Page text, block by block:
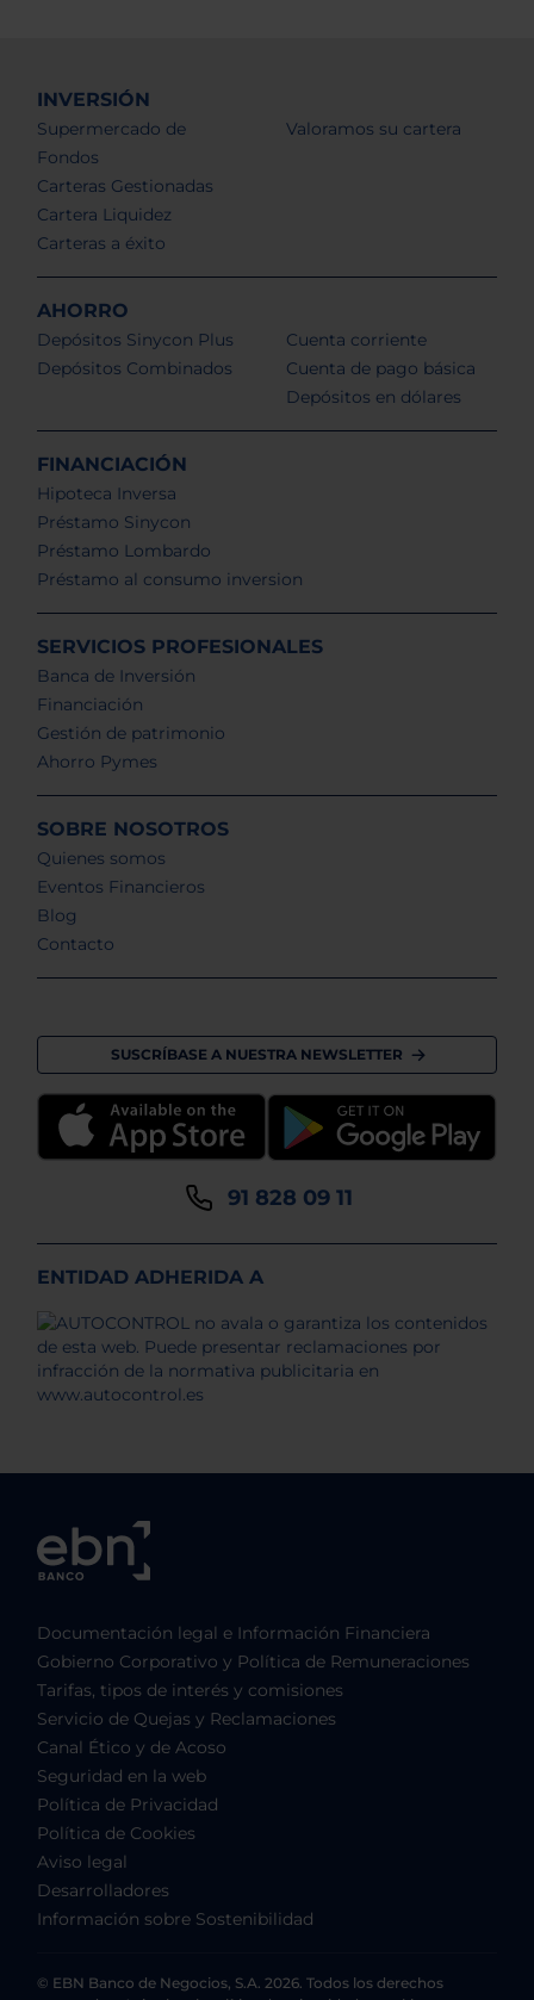
INVERSIÓN
Supermercado de
Fondos
Carteras Gestionadas
Cartera Liquidez
Carteras a éxito
Valoramos su cartera
AHORRO
Depósitos Sinycon Plus
Depósitos Combinados
Cuenta corriente
Cuenta de pago básica
Depósitos en dólares
FINANCIACIÓN
Hipoteca Inversa
Préstamo Sinycon
Préstamo Lombardo
Préstamo al consumo inversion
SERVICIOS PROFESIONALES
Banca de Inversión
Financiación
Gestión de patrimonio
Ahorro Pymes
SOBRE NOSOTROS
Quienes somos
Eventos Financieros
Blog
Contacto
SUSCRÍBASE A NUESTRA NEWSLETTER
91 828 09 11
ENTIDAD ADHERIDA A
Documentación legal e Información Financiera
Gobierno Corporativo y Política de Remuneraciones
Tarifas, tipos de interés y comisiones
Servicio de Quejas y Reclamaciones
Canal Ético y de Acoso
Seguridad en la web
Política de Privacidad
Política de Cookies
Aviso legal
Desarrolladores
Información sobre Sostenibilidad
© EBN Banco de Negocios, S.A. 2026. Todos los derechos